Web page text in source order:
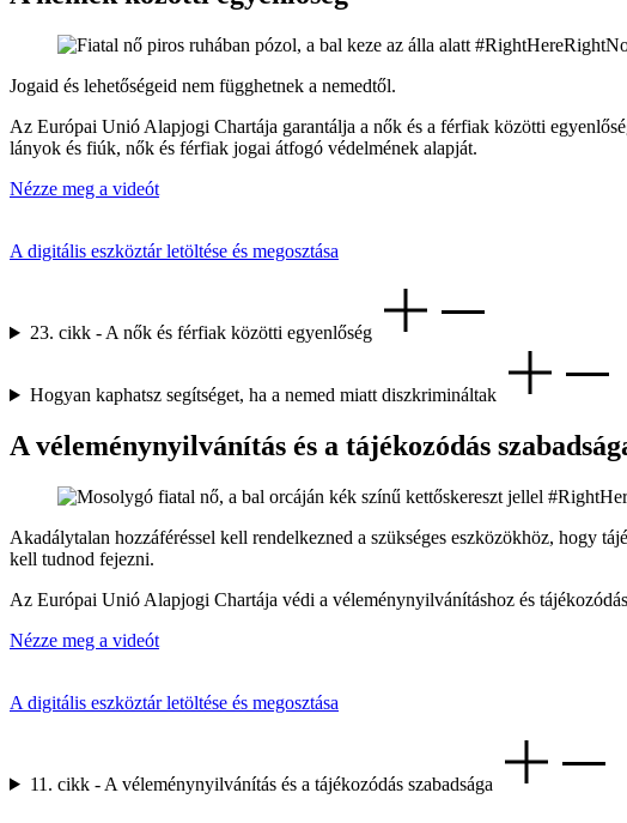
Jogaid és lehetőségeid nem függhetnek a nemedtől.
Az Európai Unió Alapjogi Chartája garantálja a nők és a férfiak közötti
lányok és fiúk, nők és férfiak jogai átfogó védelmének alapját.
Nézze meg a videót
A digitális eszköztár letöltése és megosztása
23. cikk - A nők és férfiak közötti egyenlőség
Hogyan kaphatsz segítséget, ha a nemed miatt diszkrimináltak
A véleménynyilvánítás és a tájékozódás
Akadálytalan hozzáféréssel kell rendelkezned a szükséges eszközökhöz, hogy
kell tudnod fejezni.
Az Európai Unió Alapjogi Chartája védi a véleménynyilvánításhoz és
Nézze meg a videót
A digitális eszköztár letöltése és megosztása
11. cikk - A véleménynyilvánítás és a tájékozódás szabadsága